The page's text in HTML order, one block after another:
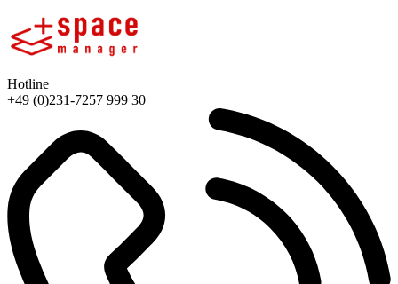
Hotline
+49 (0)231-7257 999 30